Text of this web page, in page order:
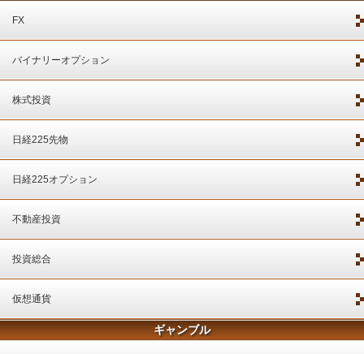
FX
バイナリーオプション
株式投資
日経225先物
日経225オプション
不動産投資
投資総合
仮想通貨
ギャンブル